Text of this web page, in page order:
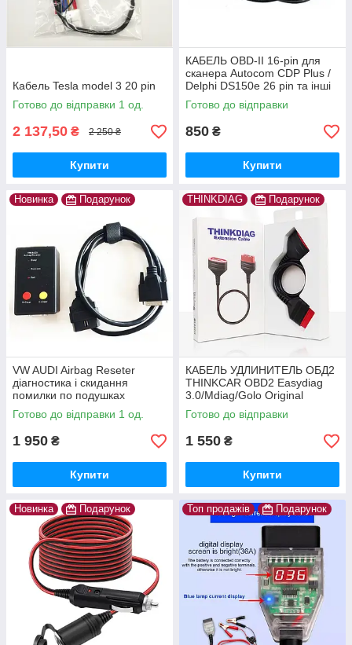
Кабель Tesla model 3 20 pin
Готово до відправки 1 од.
2 137,50 ₴ 2 250 ₴
Купити
КАБЕЛЬ OBD-II 16-pin для
сканера Autocom CDP Plus /
Delphi DS150e 26 pin та інші
Готово до відправки
850 ₴
Купити
Новинка Подарунок
VW AUDI Airbag Reseter
діагностика і скидання
помилки по подушках
безпеки
Готово до відправки 1 од.
1 950 ₴
Купити
THINKDIAG Подарунок
КАБЕЛЬ УДЛИНИТЕЛЬ ОБД2
THINKCAR OBD2 Easydiag
3.0/Mdiag/Golo Original
THINKDIAG
Готово до відправки
1 550 ₴
Купити
Новинка Подарунок Топ продажів Подарунок